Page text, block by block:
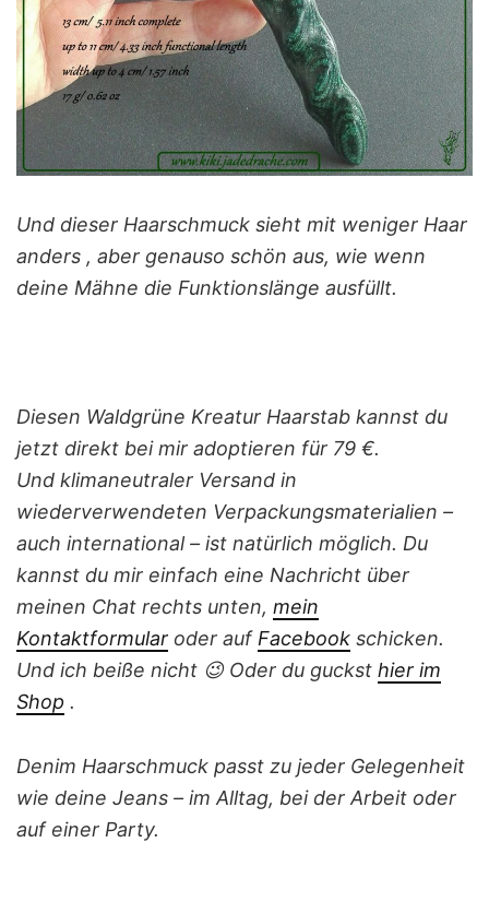
Und dieser Haarschmuck sieht mit weniger Haar
anders , aber genauso schön aus, wie wenn
deine Mähne die Funktionslänge ausfüllt.
Diesen Waldgrüne Kreatur Haarstab kannst du
jetzt direkt bei mir adoptieren für 79 €.
Und klimaneutraler Versand in
wiederverwendeten Verpackungsmaterialien –
auch international – ist natürlich möglich. Du
kannst du mir einfach eine Nachricht über
meinen Chat rechts unten, mein
Kontaktformular oder auf Facebook schicken.
Und ich beiße nicht 😉 Oder du guckst hier im
Shop .
Denim Haarschmuck passt zu jeder Gelegenheit
wie deine Jeans – im Alltag, bei der Arbeit oder
auf einer Party.